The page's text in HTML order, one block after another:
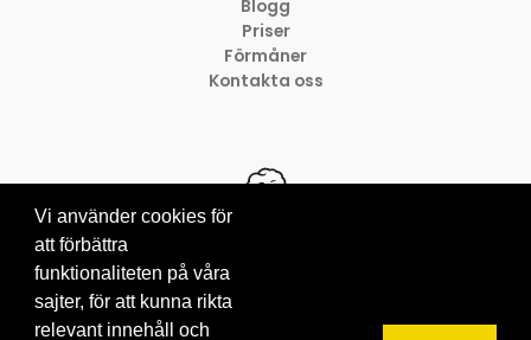
Blogg
Priser
Förmåner
Kontakta oss
© 2012-2026 Brainville AB
Villkor för tjänsten
Vi använder cookies för
att förbättra
funktionaliteten på våra
sajter, för att kunna rikta
relevant innehåll och